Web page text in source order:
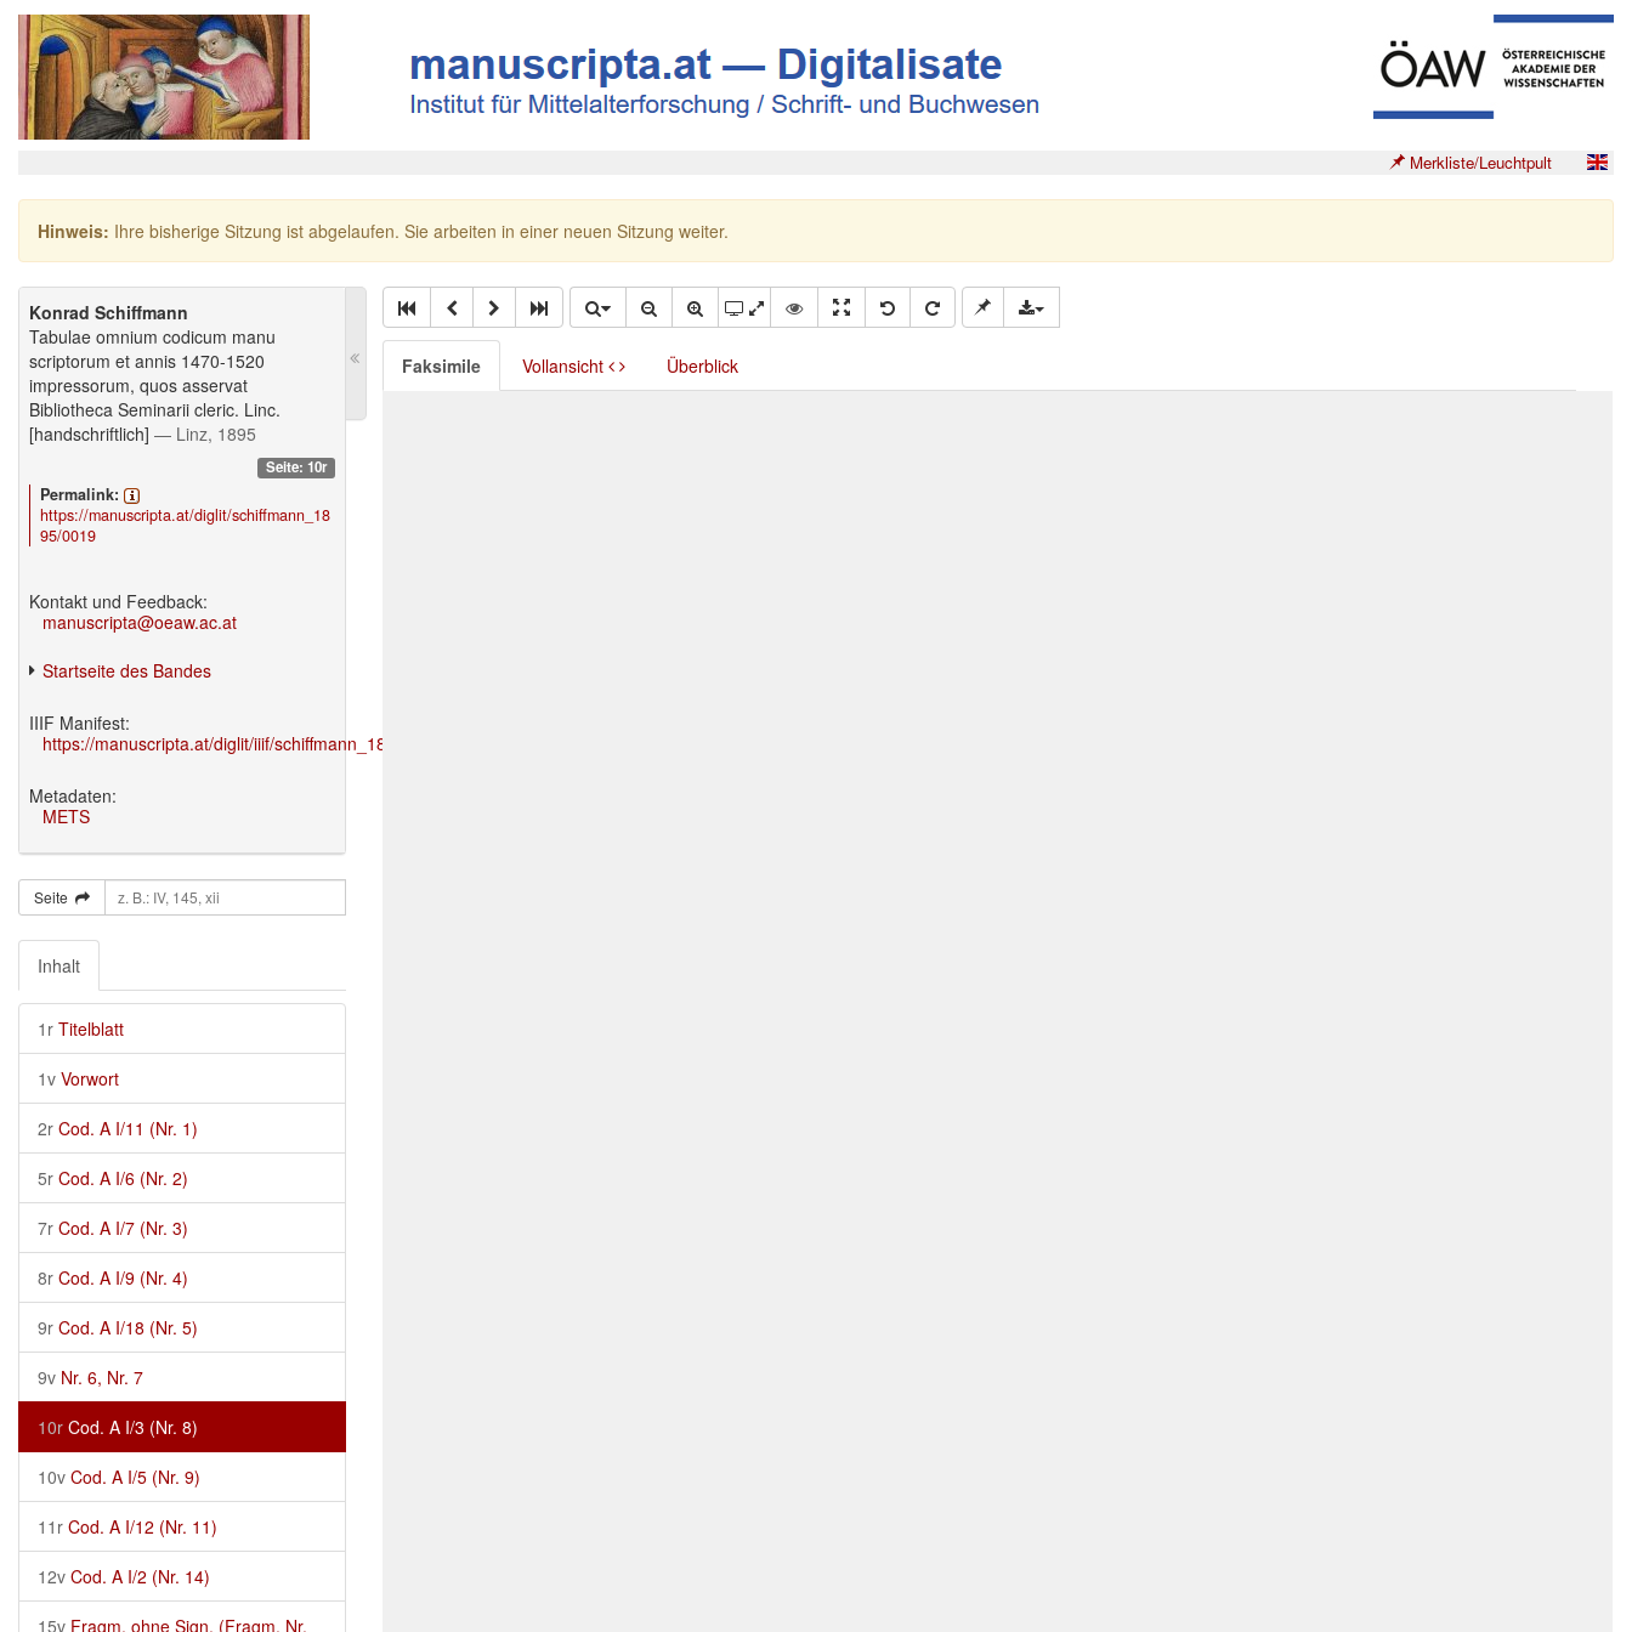
Merkliste/Leuchtpult
Hinweis: Ihre bisherige Sitzung ist abgelaufen. Sie arbeiten in einer neuen Sitzung weiter.
Konrad Schiffmann
Tabulae omnium codicum manu
scriptorum et annis 1470-1520
impressorum, quos asservat
Bibliotheca Seminarii cleric. Linc.
[handschriftlich] — Linz, 1895
Seite: 10r
Permalink:
https://manuscripta.at/diglit/schiffmann_18
95/0019
Kontakt und Feedback:
manuscripta@oeaw.ac.at
Startseite des Bandes
IIIF Manifest:
https://manuscripta.at/diglit/iiif/schiffmann_1895/manifest.json
Metadaten:
METS
Seite
Inhalt
1r Titelblatt
1v Vorwort
2r Cod. A I/11 (Nr. 1)
5r Cod. A I/6 (Nr. 2)
7r Cod. A I/7 (Nr. 3)
8r Cod. A I/9 (Nr. 4)
9r Cod. A I/18 (Nr. 5)
9v Nr. 6, Nr. 7
10r Cod. A I/3 (Nr. 8)
10v Cod. A I/5 (Nr. 9)
11r Cod. A I/12 (Nr. 11)
12v Cod. A I/2 (Nr. 14)
15v Fragm. ohne Sign. (Fragm. Nr.
Faksimile Vollansicht Überblick